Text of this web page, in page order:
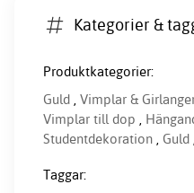
Kategorier &
Produktkategorier:
Guld , Vimplar &
Vimplar till dop ,
Studentdekoration , Guld ,
Taggar: